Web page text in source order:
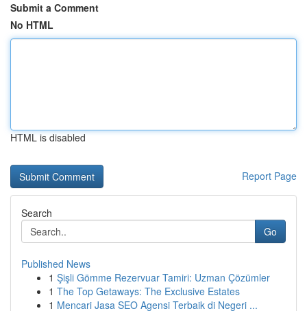
Submit a Comment
No HTML
HTML is disabled
Report Page
Search
Go
Published News
1 Şişli Gömme Rezervuar Tamiri: Uzman Çözümler
1 The Top Getaways: The Exclusive Estates
1 Mencari Jasa SEO Agensi Terbaik di Negeri ...